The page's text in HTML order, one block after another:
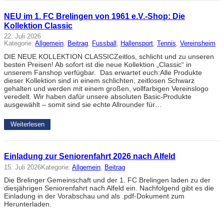
NEU im 1. FC Brelingen von 1961 e.V.-Shop: Die
Kollektion Classic
22. Juli 2026
Kategorie: Allgemein, Beitrag, Fussball , Hallensport, Tennis, Vereinsheim
DIE NEUE KOLLEKTION CLASSICZeitlos, schlicht und zu unseren
besten Preisen! Ab sofort ist die neue Kollektion „Classic“ in
unserem Fanshop verfügbar. Das erwartet euch:Alle Produkte
dieser Kollektion sind in einem schlichten, zeitlosen Schwarz
gehalten und werden mit einem großen, vollfarbigen Vereinslogo
veredelt. Wir haben dafür unsere absoluten Basic-Produkte
ausgewählt – somit sind sie echte Allrounder für…
Weiterlesen
Einladung zur Seniorenfahrt 2026 nach Alfeld
15. Juli 2026Kategorie: Allgemein Beitrag
Die Brelinger Gemeinschaft und der 1. FC Brelingen laden zu der
diesjährigen Seniorenfahrt nach Alfeld ein. Nachfolgend gibt es die
Einladung in der Vorabschau und als .pdf-Dokument zum
Herunterladen.